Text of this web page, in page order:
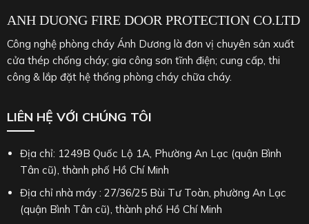
ANH DUONG FIRE DOOR PROTECTION CO.LTD
Công nghệ phòng cháy Ánh Dương là đơn vị chuyên sản xuất
cửa thép chống cháy; gia công sơn tĩnh điện; cung cấp, thi
công & lắp đặt hệ thống phòng cháy chữa cháy.
LIÊN HỆ VỚI CHÚNG TÔI
Địa chỉ: 1249B Quốc Lộ 1A, Phường An Lạc (quận Bình
Tân cũ), thành phố Hồ Chí Minh
Địa chỉ nhà máy : 27/36/25 Bùi Tư Toàn, phường An Lạc
(quận Bình Tân cũ), thành phố Hồ Chí Minh